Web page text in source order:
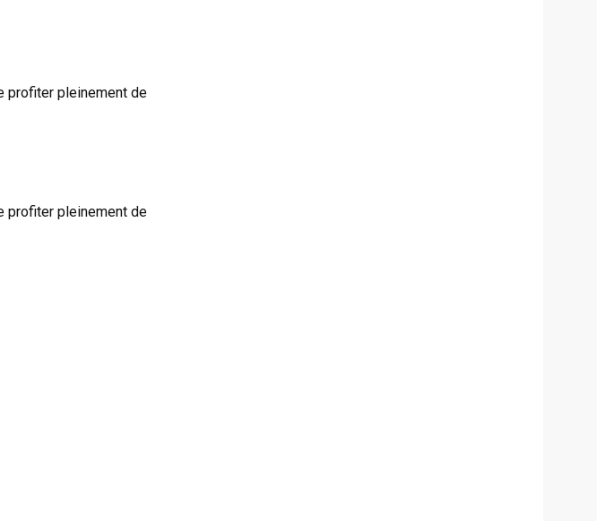
profiter pleinement de
profiter pleinement de